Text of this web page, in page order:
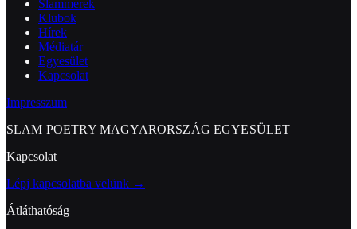
Slammerek
Klubok
Hírek
Médiatár
Egyesület
Kapcsolat
Impresszum
SLAM POETRY MAGYARORSZÁG EGYESÜLET
Kapcsolat
Lépj kapcsolatba velünk →
Átláthatóság